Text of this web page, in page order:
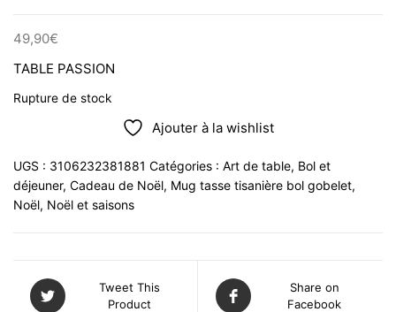
49,90€
TABLE PASSION
Rupture de stock
Ajouter à la wishlist
UGS : 3106232381881 Catégories : Art de table, Bol et
déjeuner, Cadeau de Noël, Mug tasse tisanière bol gobelet,
Noël, Noël et saisons
Tweet This
Product
Share on
Facebook